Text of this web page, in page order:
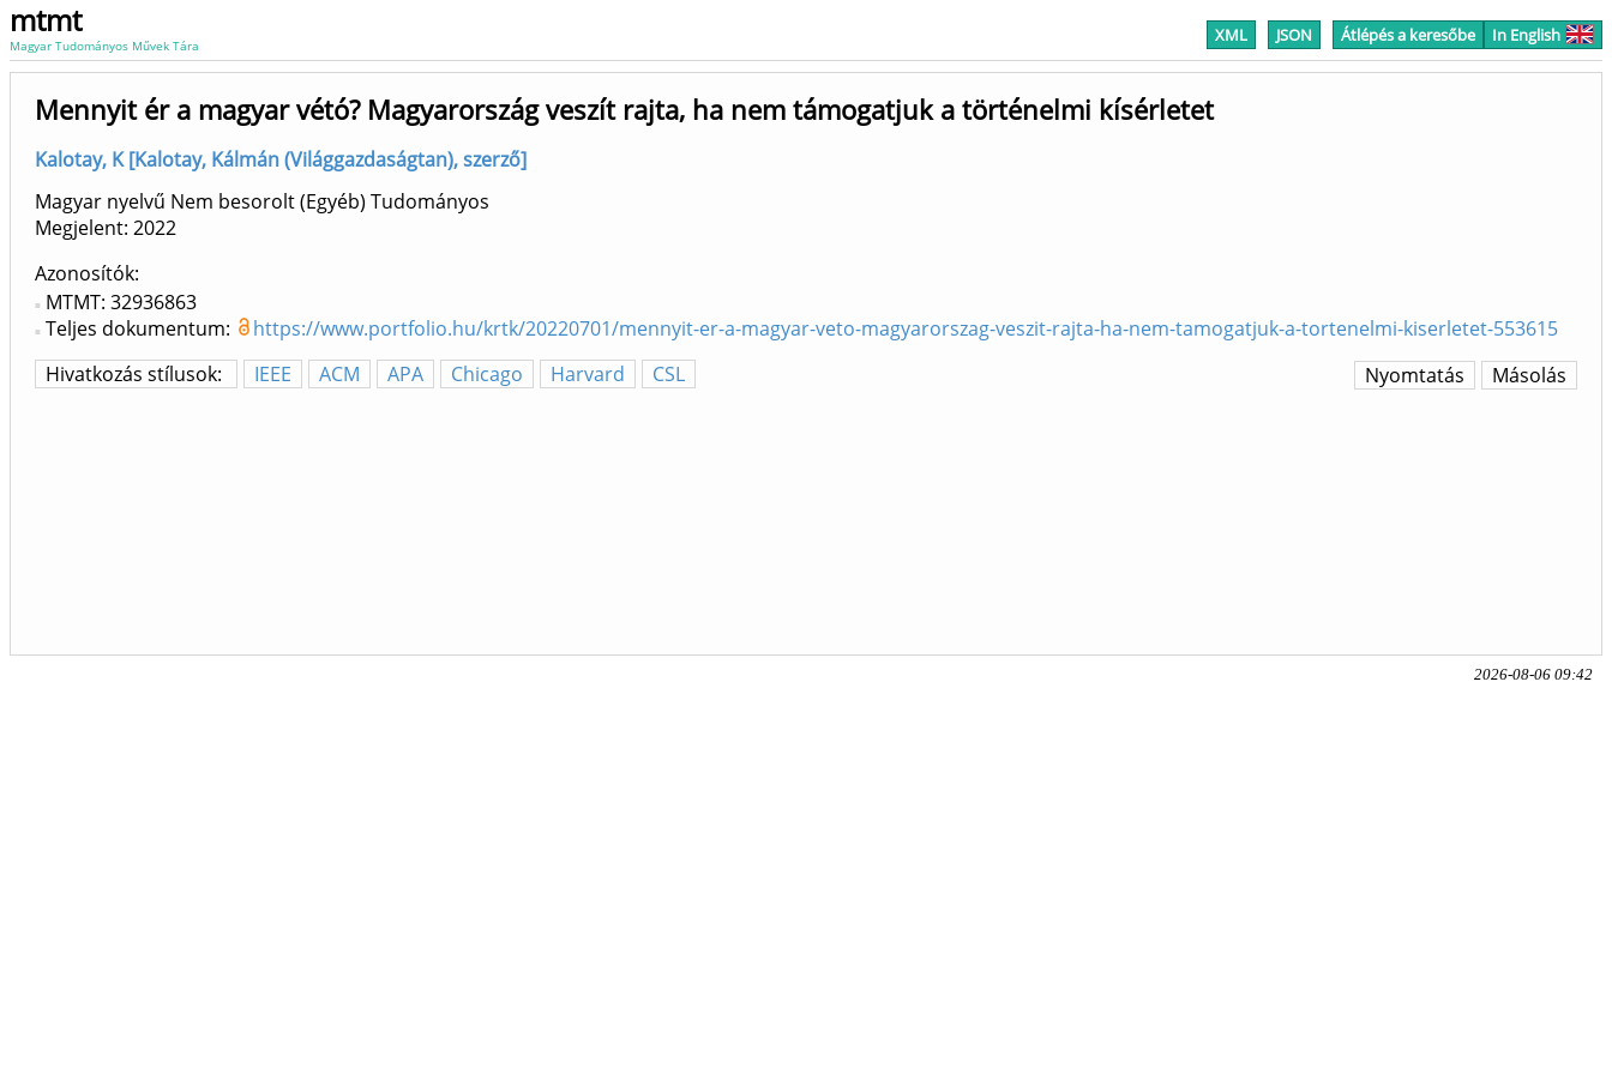
mtmt
Magyar Tudományos Művek Tára XML JSON Átlépés a keresőbe In English
Mennyit ér a magyar vétó? Magyarország veszít rajta, ha nem támogatjuk a történelmi kísérletet
Kalotay, K [Kalotay, Kálmán (Világgazdaságtan), szerző]
Magyar nyelvű Nem besorolt (Egyéb) Tudományos
Megjelent: 2022
Azonosítók
MTMT: 32936863
Teljes dokumentum:
https://www.portfolio.hu/krtk/20220701/mennyit-er-a-magyar-veto-magyarorszag-veszit-rajta-ha-nem-tamogatjuk-a-tortenelmi-kiserletet-553615
Hivatkozás stílusok:
IEEE ACM APA Chicago Harvard CSL Másolás
Nyomtatás
2026-08-06 09:42